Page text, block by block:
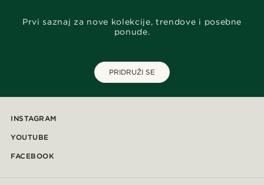
Prvi saznaj za nove kolekcije, trendove i posebne
ponude.
PRIDRUŽI SE
INSTAGRAM
YOUTUBE
FACEBOOK